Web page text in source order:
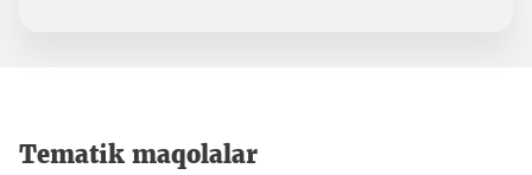
Tematik maqolalar